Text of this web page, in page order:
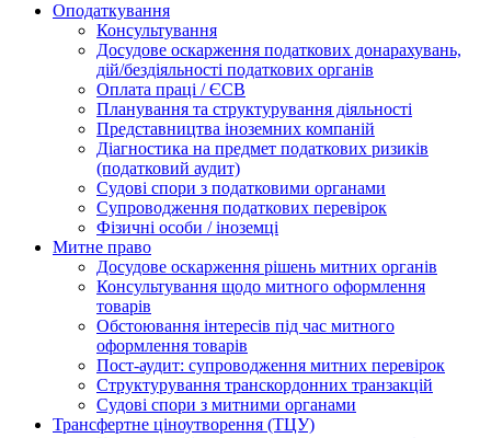
Оподаткування
Консультування
Досудове оскарження податкових донарахувань,
дій/бездіяльності податкових органів
Оплата праці / ЄСВ
Планування та структурування діяльності
Представництва іноземних компаній
Діагностика на предмет податкових ризиків
(податковий аудит)
Судові спори з податковими органами
Супроводження податкових перевірок
Фізичні особи / іноземці
Митне право
Досудове оскарження рішень митних органів
Консультування щодо митного оформлення
товарів
Обстоювання інтересів під час митного
оформлення товарів
Пост-аудит: супроводження митних перевірок
Структурування транскордонних транзакцій
Судові спори з митними органами
Трансфертне ціноутворення (ТЦУ)